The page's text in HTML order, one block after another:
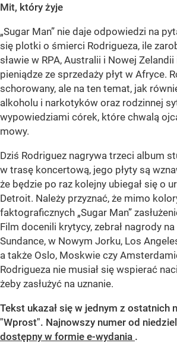
Mit, który żyje
„Sugar Man” nie daje odpowiedzi na
się plotki o śmierci Rodrigueza, ile
sławie w RPA, Australii i Nowej
pieniądze ze sprzedaży płyt w Afryce.
schorowany, ale na ten temat, jak
alkoholu i narkotyków oraz rodzinnej
wypowiedziami córek, które chwalą
mowy.
Dziś Rodriguez nagrywa trzeci album
w trasę koncertową, jego płyty są
że będzie po raz kolejny ubiegał się o
Detroit. Należy przyznać, że mimo
faktograficznych „Sugar Man”
Film docenili krytycy, zebrał nagrody
Sundance, w Nowym Jorku, Los
a także Oslo, Moskwie czy
Rodrigueza nie musiał się wspierać
żeby zasłużyć na uznanie.
Tekst ukazał się w jednym z ostatnich
"Wprost". Najnowszy numer od
dostępny w formie e-wydania .